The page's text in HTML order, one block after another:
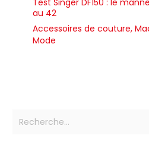
Test Singer DF150 : le
au 42
Accessoires de couture,
Mode